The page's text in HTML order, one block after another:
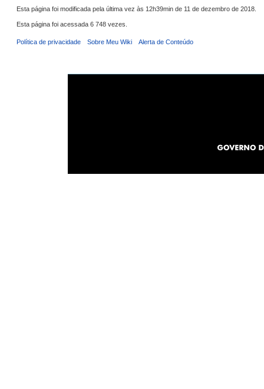
Esta página foi modificada pela última vez às 12h39min de 11 de dezembro de 2018.
Esta página foi acessada 6 748 vezes.
Política de privacidade Sobre Meu Wiki Alerta de Conteúdo